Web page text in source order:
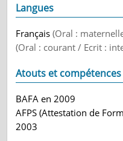
Langues
Français(Oral :
(Oral : courant / Ecrit :
Atouts et compétences
BAFA en 2009
AFPS (Attestation de
2003